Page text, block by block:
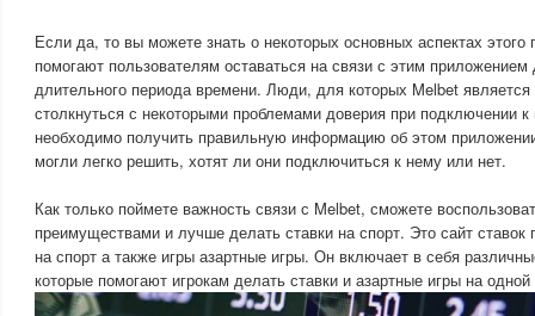
Если да, то вы можете знать о некоторых основных аспектах этого
помогают пользователям оставаться на связи с этим
длительного периода времени. Люди, для которых Melbet
столкнуться с некоторыми проблемами доверия при подключении
необходимо получить правильную информацию об этом
могли легко решить, хотят ли они подключиться к нему или нет.
Как только поймете важность связи с Melbet, сможете
преимуществами и лучше делать ставки на спорт. Это сайт ставок
на спорт а также игры азартные игры. Он включает в себя
которые помогают игрокам делать ставки и азартные игры на